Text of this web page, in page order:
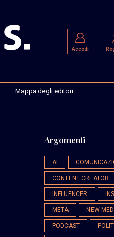
Accedi
Mappa degli editori
Argomenti
AI
CONTENT CREATOR
INFLUENCER
META NEW
PODCAST